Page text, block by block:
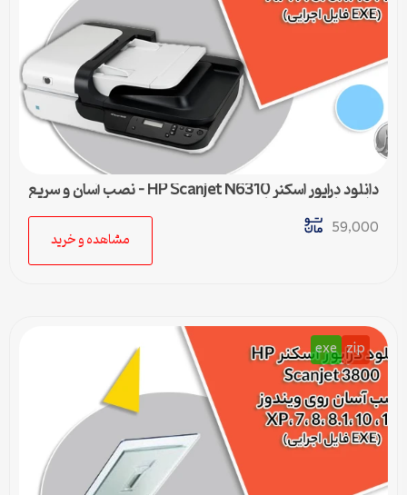
دانلود درایور اسکنر HP Scanjet N6310 – نصب آسان و سریع
برای تمامی ویندوزها
59,000
مشاهده و خرید
zip
exe